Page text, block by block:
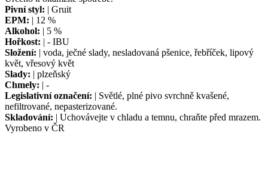
Pivní styl: | Gruit
EPM: | 12 %
Alkohol: | 5 %
Hořkost: | - IBU
Složení: | voda, ječné slady, nesladovaná pšenice, řebříček, lipový
květ, vřesový květ
Slady: | plzeňský
Chmely: | -
Legislativní označení: | Světlé, plné pivo svrchně kvašené,
nefiltrované, nepasterizované.
Skladování: | Uchovávejte v chladu a temnu, chraňte před mrazem.
Vyrobeno v ČR